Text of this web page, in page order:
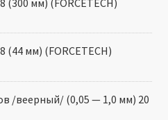
(44 мм) (FORCETECH)
/веерный/ (0,05 — 1,0 мм) 20